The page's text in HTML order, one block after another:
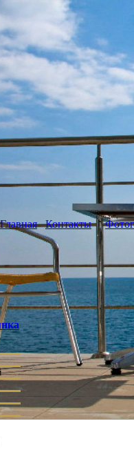
Главная Контакты